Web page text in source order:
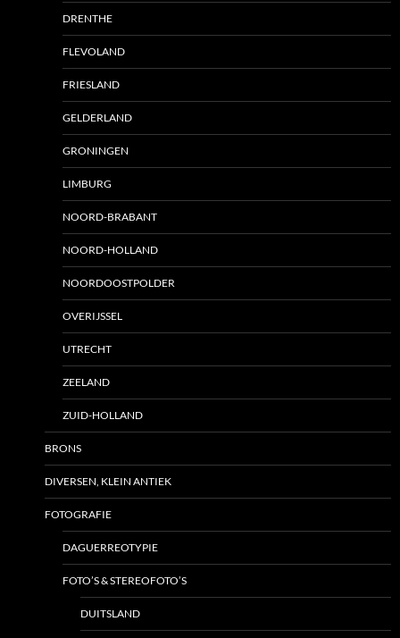
DRENTHE
FLEVOLAND
FRIESLAND
GELDERLAND
GRONINGEN
LIMBURG
NOORD-BRABANT
NOORD-HOLLAND
NOORDOOSTPOLDER
OVERIJSSEL
UTRECHT
ZEELAND
ZUID-HOLLAND
BRONS
DIVERSEN, KLEIN ANTIEK
FOTOGRAFIE
DAGUERREOTYPIE
FOTO’S & STEREOFOTO’S
DUITSLAND